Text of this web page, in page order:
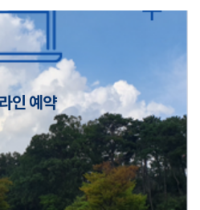
일) 미운영 공지
장 안점 점검의 날 변경 안내
일) 미운영 공지
인 예약